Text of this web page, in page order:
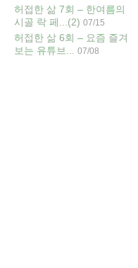
허접한 삶 7회 – 한여름의
시골 락 페... (2) 07/15
허접한 삶 6회 – 요즘 즐겨
보는 유튜브...
07/08